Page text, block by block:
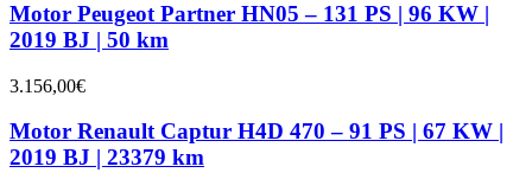
Motor Peugeot Partner HN05 – 131 PS | 96 KW |
2019 BJ | 50 km
3.156,00€
Motor Renault Captur H4D 470 – 91 PS | 67 KW |
2019 BJ | 23379 km